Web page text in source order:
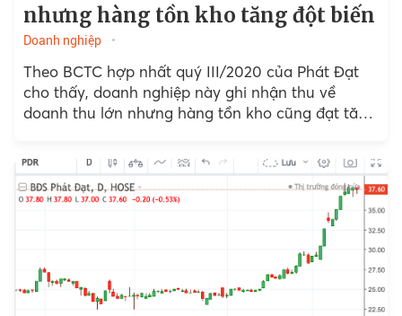
nhưng hàng tồn kho tăng đột biến
Doanh nghiệp
Theo BCTC hợp nhất quý III/2020 của Phát Đạt
cho thấy, doanh nghiệp này ghi nhận thu về
doanh thu lớn nhưng hàng tồn kho cũng đạt tăng